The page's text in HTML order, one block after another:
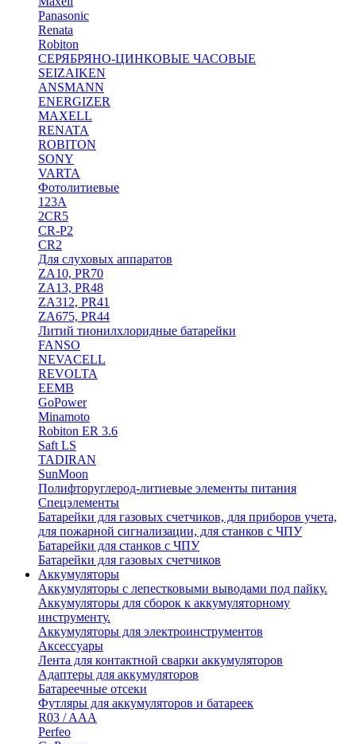
Panasonic
Renata
Robiton
СЕРЯБРЯНО-ЦИНКОВЫЕ ЧАСОВЫЕ
SEIZAIKEN
ANSMANN
ENERGIZER
MAXELL
RENATA
ROBITON
SONY
VARTA
Фотолитиевые
123A
2CR5
CR-P2
CR2
Для слуховых аппаратов
ZA10, PR70
ZA13, PR48
ZA312, PR41
ZA675, PR44
Литий тионилхлоридные батарейки
FANSO
NEVACELL
REVOLTA
EEMB
GoPower
Minamoto
Robiton ER 3.6
Saft LS
TADIRAN
SunMoon
Полифторуглерод-литиевые элементы питания
Спецэлементы
Батарейки для газовых счетчиков, для приборов учета,
для пожарной сигнализации, для станков с ЧПУ
Батарейки для станков с ЧПУ
Батарейки для газовых счетчиков
Аккумуляторы
Аккумуляторы с лепестковыми выводами под пайку.
Аккумуляторы для сборок к аккумуляторному
инструменту.
Аккумуляторы для электроинструментов
Аксессуары
Лента для контактной сварки аккумуляторов
Адаптеры для аккумуляторов
Батареечные отсеки
Футляры для аккумуляторов и батареек
R03 / AAA
Perfeo